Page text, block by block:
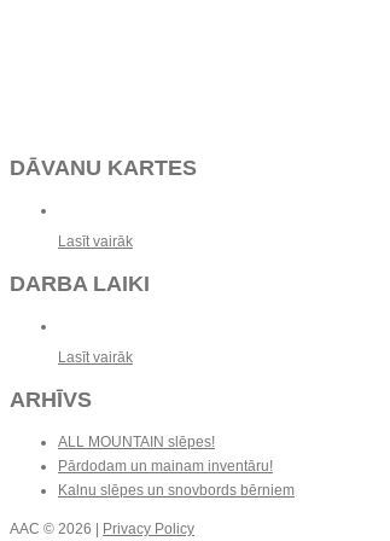
DĀVANU KARTES
Lasīt vairāk
DARBA LAIKI
Lasīt vairāk
ARHĪVS
ALL MOUNTAIN slēpes!
Pārdodam un mainam inventāru!
Kalnu slēpes un snovbords bērniem
AAC © 2026 | Privacy Policy